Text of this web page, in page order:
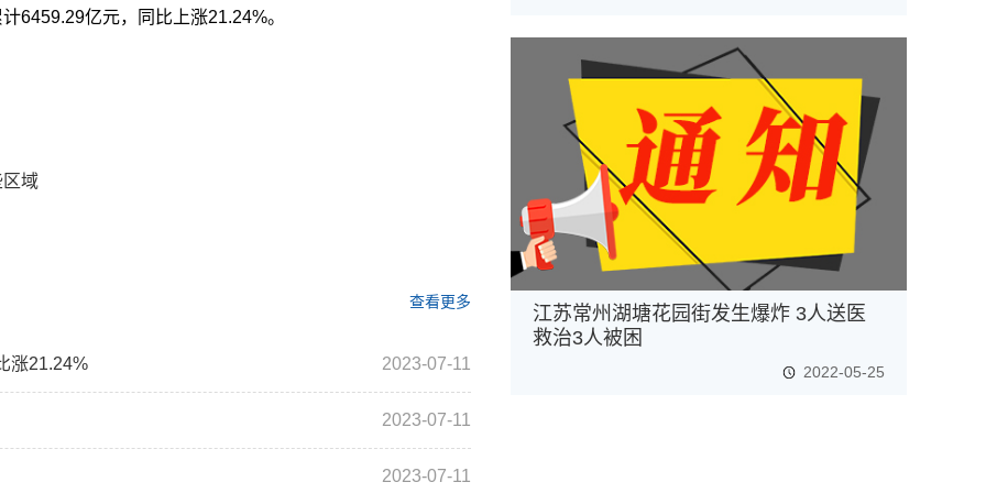
6459.29亿元，同比上涨21.24%。
域
查看更多
涨21.24% 2023-07-11
2023-07-11
2023-07-11
江苏常州湖塘花园街发生爆炸 3人送医
救治3人被困
2022-05-25